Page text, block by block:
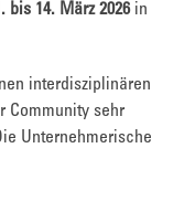
bis 14. März 2026in
interdisziplinären
Community sehr
Unternehmerische